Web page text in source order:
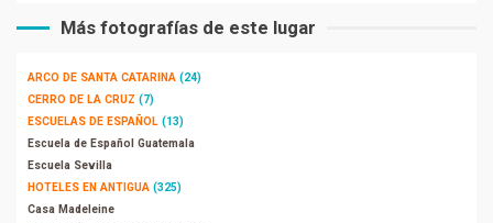
Más fotografías de este lugar
ARCO DE SANTA CATARINA (24)
CERRO DE LA CRUZ (7)
ESCUELAS DE ESPAÑOL (13)
Escuela de Español Guatemala
Escuela Sevilla
HOTELES EN ANTIGUA (325)
Casa Madeleine